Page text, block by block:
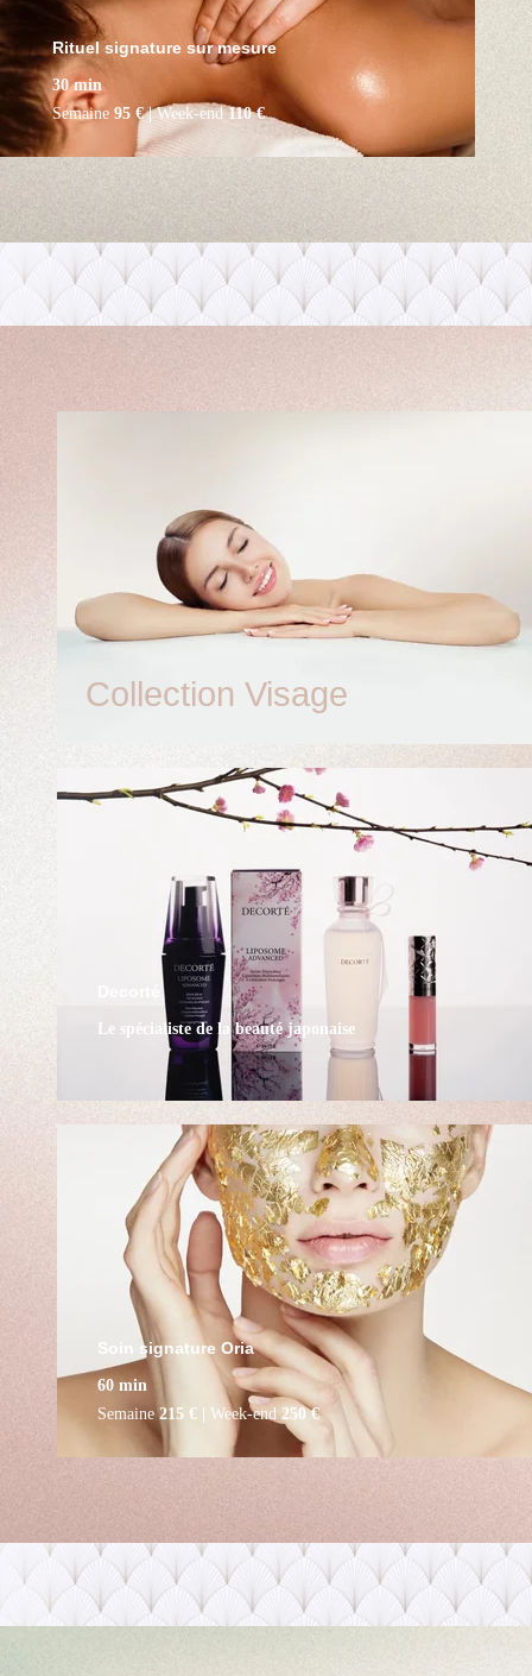
Rituel signature sur mesure
30 min
Semaine 95 € |Week-end110 €
Collection Visage
Le spécialiste de la beauté japonaise
Soin signature Oria
60 min
Semaine215 € | Week-end 250 €
Soin signature Oria